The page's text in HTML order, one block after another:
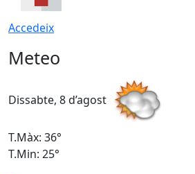
Accedeix
Meteo
Dissabte, 8 d’agost
T.Màx: 36°
T.Min: 25°